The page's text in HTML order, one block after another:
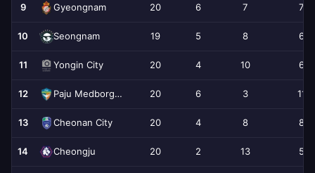
9 Gyeongnam 20 6 7 7
10 Seongnam 19 5 8 6
11 Yongin City 20 4 10 6
12 Paju Medborgare 20 6 3 11
13 Cheonan City 20 4 8 8
14 Cheongju 20 2 13 5